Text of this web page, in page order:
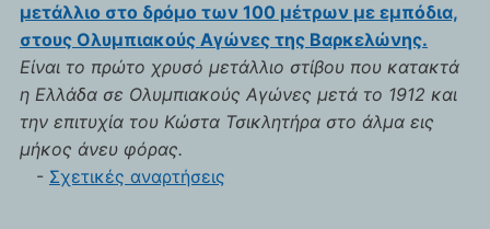
μετάλλιο στο δρόμο των 100 μέτρων με εμπόδια,
στους Ολυμπιακούς Αγώνες της Βαρκελώνης.
Είναι το πρώτο χρυσό μετάλλιο στίβου που κατακτά
η Ελλάδα σε Ολυμπιακούς Αγώνες μετά το 1912 και
την επιτυχία του Κώστα Τσικλητήρα στο άλμα εις
μήκος άνευ φόρας.
- Σχετικές αναρτήσεις